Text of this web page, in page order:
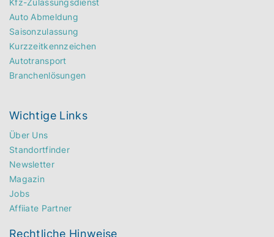
Kfz-Zulassungsdienst
Auto Abmeldung
Saisonzulassung
Kurzzeitkennzeichen
Autotransport
Branchenlösungen
Wichtige Links
Über Uns
Standortfinder
Newsletter
Magazin
Jobs
Affiiate Partner
Rechtliche Hinweise